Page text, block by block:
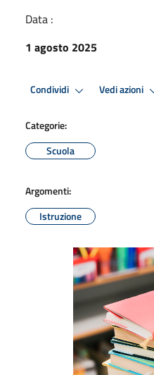
Data :
1 agosto 2025
Condividi Vedi azioni
Categorie:
Scuola
Argomenti:
Istruzione